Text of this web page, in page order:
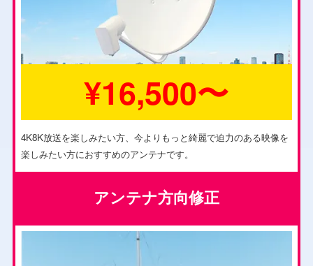
¥16,500〜
4K8K放送を楽しみたい方、今よりもっと綺麗で迫力のある映像を
楽しみたい方におすすめのアンテナです。
アンテナ方向修正